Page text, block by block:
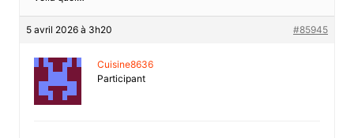
5 avril 2026 à 3h20 #85945
Cuisine8636
Participant